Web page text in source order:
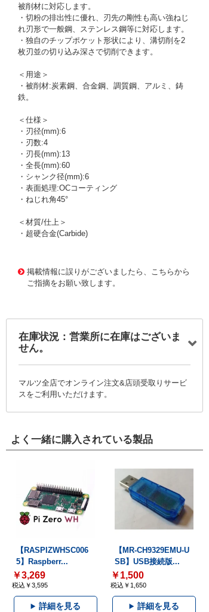
被削材に対応します。
・切粉の排出性に優れ、刃先の剛性も高い強ねじ
れ刃形で一般鋼、ステンレス鋼等に対応します。
・独自のチップポケット形状により、溝切削を2
枚刃並の切り込み深さで切削できます。
＜用途＞
・被削材:炭素鋼、合金鋼、調質鋼、アルミ、鋳
鉄。
＜仕様＞
・刃径(mm):6
・刃数:4
・刃長(mm):13
・全長(mm):60
・シャンク径(mm):6
・表面処理:OCコーティング
・ねじれ角45°
＜材質/仕上＞
・超硬合金(Carbide)
掲載情報に誤りがございましたら、こちらから
ご指摘をお願い致します。
在庫状況：営業所に在庫はございま
せん。
マルツ全店でオンライン注文&店頭受取りサービ
スをご利用いただけます。
よく一緒に購入されている製品
【RASPIZWHSC006
5】Raspberr...
￥3,269
税込￥3,595
詳細を見る
【MR-CH9329EMU-U
SB】USB接続版...
￥1,500
税込￥1,650
詳細を見る